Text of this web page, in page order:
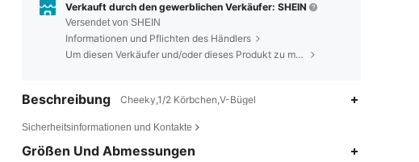
Verkauft durch den gewerblichen Verkäufer: SHEIN
Versendet von SHEIN
Informationen und Pflichten des Händlers
Um diesen Verkäufer und/oder dieses Produkt zu melden
Beschreibung Cheeky,1/2 Körbchen,V-Bügel
Sicherheitsinformationen und Kontakte
Größen Und Abmessungen